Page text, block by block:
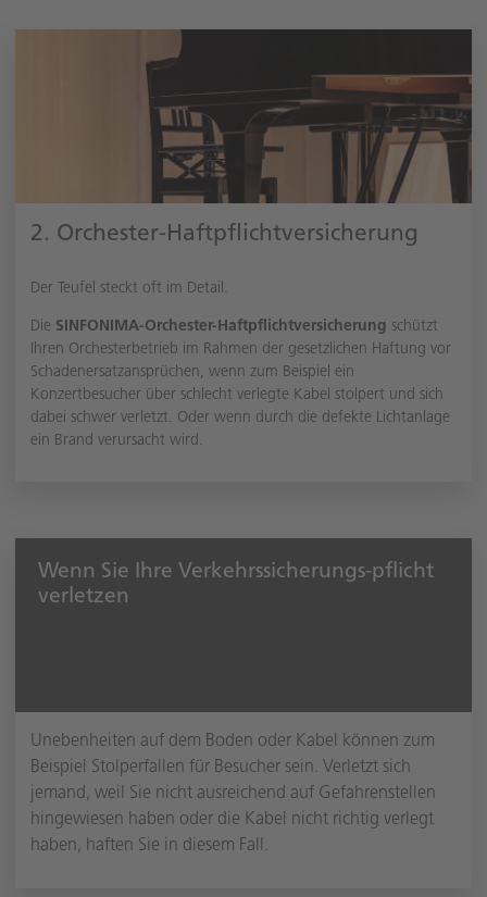
2. Orchester-Haftpflichtversicherung
Der Teufel steckt oft im Detail.
Die SINFONIMA-Orchester-Haftpflichtversicherung schützt
Ihren Orchesterbetrieb im Rahmen der gesetzlichen Haftung vor
Schadenersatzansprüchen, wenn zum Beispiel ein
Konzertbesucher über schlecht verlegte Kabel stolpert und sich
dabei schwer verletzt. Oder wenn durch die defekte Lichtanlage
ein Brand verursacht wird.
Wenn Sie Ihre Verkehrssicherungs-pflicht
verletzen
Unebenheiten auf dem Boden oder Kabel können zum
Beispiel Stolperfallen für Besucher sein. Verletzt sich
jemand, weil Sie nicht ausreichend auf Gefahrenstellen
hingewiesen haben oder die Kabel nicht richtig verlegt
haben, haften Sie in diesem Fall.